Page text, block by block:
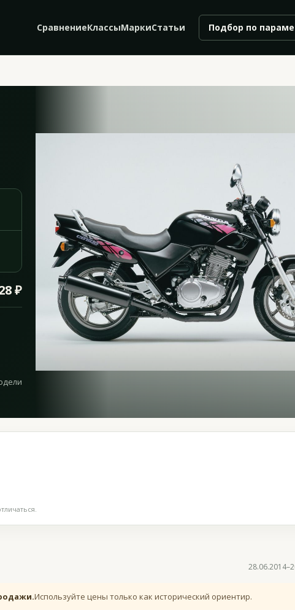
СравнениеКлассыМаркиСтатьи Подбор по
₽
Используйте цены только как исторический ориентир.